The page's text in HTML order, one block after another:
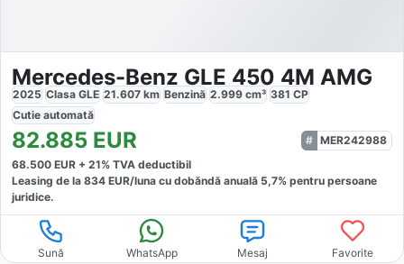
Mercedes-Benz GLE 450 4M AMG
2025 Clasa GLE 21.607 km Benzină 2.999 cm³ 381 CP
Cutie automată
82.885 EUR
MER242988
68.500 EUR + 21% TVA deductibil
Leasing de la 834 EUR/luna cu dobăndă anuală 5,7% pentru persoane
juridice.
Sună WhatsApp Mesaj Favorite